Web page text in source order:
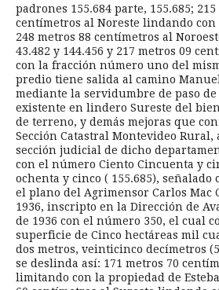
padrones 155.684 parte, 155.685;
centímetros al Noreste lindando con
248 metros 88 centímetros al
43.482 y 144.456 y 217 metros 09
con la fracción número uno del
predio tiene salida al camino
mediante la servidumbre de paso de
existente en lindero Sureste del
de terreno, y demás mejoras que
Sección Catastral Montevideo Rural,
sección judicial de dicho
con el número Ciento Cincuenta y
ochenta y cinco ( 155.685), señalado
el plano del Agrimensor Carlos Mac
1936, inscripto en la Dirección de
de 1936 con el número 350, el cual
superficie de Cinco hectáreas mil
dos metros, veinticinco decímetros
se deslinda así: 171 metros 70
limitando con la propiedad de